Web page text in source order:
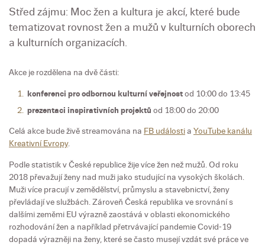
Střed zájmu: Moc žen a kultura je akcí, které bude
tematizovat rovnost žen a mužů v kulturních oborech
a kulturních organizacích.
Akce je rozdělena na dvě části:
konferenci pro odbornou kulturní veřejnostod 10:00 do 13:45
prezentaci inspirativních projektů od 18:00 do 20:00
Celá akce bude živě streamována na FB událostia YouTube kanálu
Kreativní Evropy.
Podle statistik v České republice žije více žen než mužů. Od roku
2018 převažují ženy nad muži jako studující na vysokých školách.
Muži více pracují v zemědělství, průmyslu a stavebnictví, ženy
převládají ve službách. Zároveň Česká republika ve srovnání s
dalšími zeměmi EU výrazně zaostává v oblasti ekonomického
rozhodování žen a například přetrvávající pandemie Covid-19
dopadá výrazněji na ženy, které se často musejí vzdát své práce ve